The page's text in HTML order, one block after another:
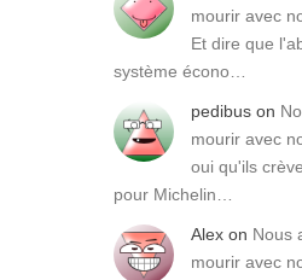
mourir avec
Et dire que
système écono…
pedibus on
mourir avec
oui qu'ils
pour Michelin…
Alex on Nous
mourir avec